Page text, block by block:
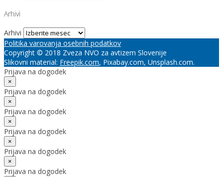
Arhivi
Arhivi
Politika varovanja osebnih podatkov
Copyright © 2018 Zveza NVO za avtizem Slovenije
Slikovni material: Freepik.com, Pixabay.com, Unsplash.com.
Prijava na dogodek
×
Prijava na dogodek
×
Prijava na dogodek
×
Prijava na dogodek
×
Prijava na dogodek
×
Prijava na dogodek